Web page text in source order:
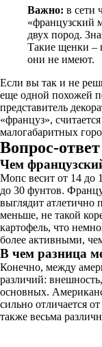
Важно: в сети
«французский
двух пород.
Такие щенки –
они не имеют.
Если вы так и не
еще одной похожей
представитель
«француз»,
малогабаритных
Вопрос-ответ
Чем
Мопс весит от 14 до
до 30 фунтов.
выглядит атлетично
меньше, не такой
картофель, что
более активными,
В чем разница
Конечно, между
различий:
основных.
сильно отличается
также весьма